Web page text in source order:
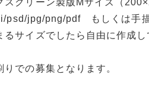
psd/jpg/png/pdf もしくは手描
るサイズでしたら自由に作成
りでの募集となります。